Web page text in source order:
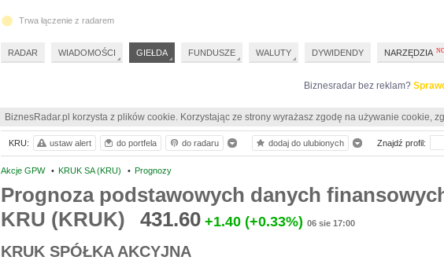
Biznesradar bez reklam?
BiznesRadar.pl korzysta z plików cookie. Korzystając ze strony wyrażasz zgodę na używanie cookie,
Akcje GPW • KRUK SA (KRU) • Prognozy
Prognoza podstawowych danych
KRU (KRUK)
431.60 +1.40 (+0.33%) 06 sie 17:00
KRUK SPÓŁKA AKCYJNA
KRU: ustaw alert do portfela do radaru dodaj do ulubionych Znajdź profil:
15
Trwa łączenie z radarem
RADAR WIADOMOŚCI GIEŁDA FUNDUSZE WALUTY DYWIDENDY NARZĘDZIA